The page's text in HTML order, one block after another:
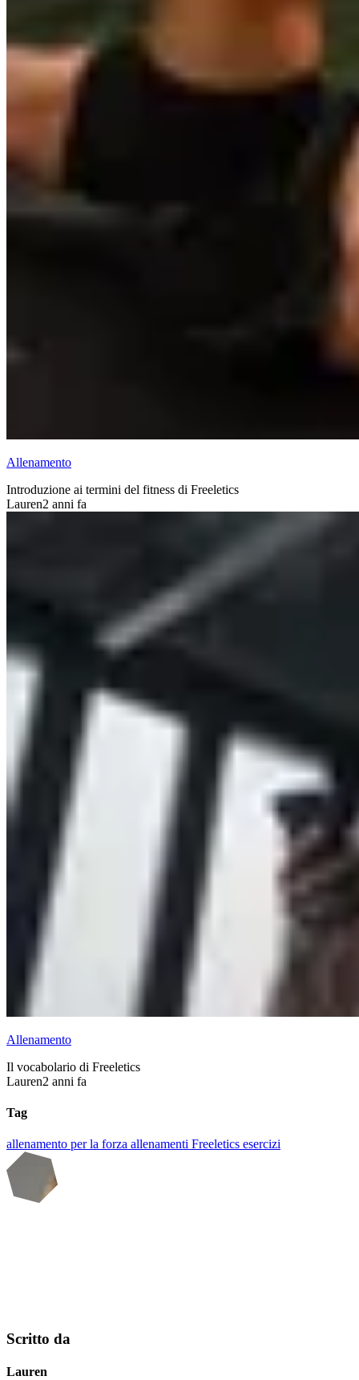
Allenamento
Introduzione ai termini del fitness di Freeletics
Lauren2 anni fa
Allenamento
Il vocabolario di Freeletics
Lauren2 anni fa
Tag
allenamento per la forza allenamenti Freeletics esercizi
Scritto da
Lauren